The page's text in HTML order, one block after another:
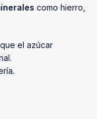
como hierro,
el azúcar